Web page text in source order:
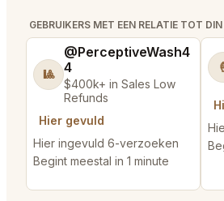
GEBRUIKERS MET EEN RELATIE TOT
🎱
@PerceptiveWash4
4
$400k+ in Sales Low
Refunds
Hier gevuld
Hier ingevuld 6-verzoeken
Begint meestal in 1 minute